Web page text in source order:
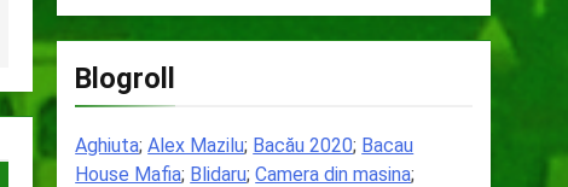
Blogroll
Aghiuta;Alex Mazilu; Bacău 2020; Bacau
House Mafia; Blidaru;Camera din masina;